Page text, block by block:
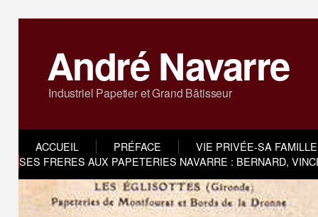
André Navarre
Industriel Papetier et Grand Bâtisseur
ACCUEIL PRÉFACE
VIE PRIVÉE-SA FAMILLE
SES FRERES AUX PAPETERIES NAVARRE : BERNARD,